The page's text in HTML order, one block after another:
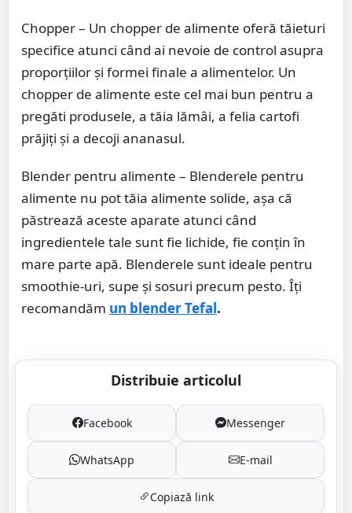
Chopper – Un chopper de alimente oferă tăieturi
specifice atunci când ai nevoie de control asupra
proporțiilor și formei finale a alimentelor. Un
chopper de alimente este cel mai bun pentru a
pregăti produsele, a tăia lămâi, a felia cartofi
prăjiți și a decoji ananasul.
Blender pentru alimente – Blenderele pentru
alimente nu pot tăia alimente solide, așa că
păstrează aceste aparate atunci când
ingredientele tale sunt fie lichide, fie conțin în
mare parte apă. Blenderele sunt ideale pentru
smoothie-uri, supe și sosuri precum pesto. Îți
recomandăm un blender Tefal.
Distribuie articolul
Facebook Messenger
WhatsApp E-mail
Copiază link